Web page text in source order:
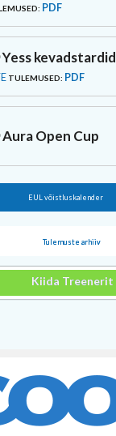
PDF
Yess kevadstardid
TULEMUSED: PDF
Aura Open Cup
EUL võistluskalender
Tulemuste arhiiv
Kiida Treenerit